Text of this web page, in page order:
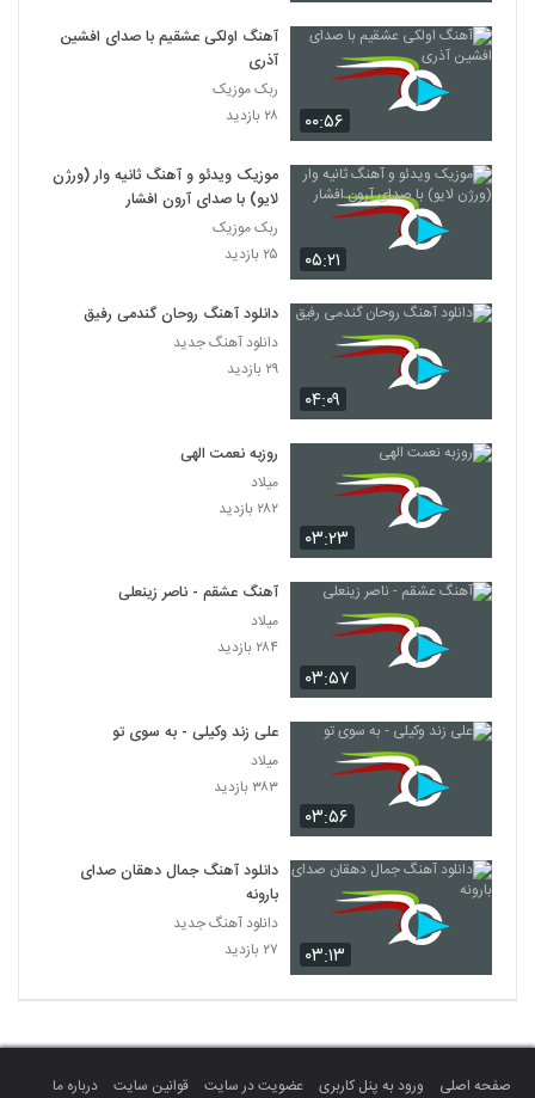
۰۰:۵۶
آهنگ اولکی عشقیم با صدای افشین
آذری
ربک موزیک
۲۸ بازدید
۰۵:۲۱
موزیک ویدئو و آهنگ ثانیه وار (ورژن
لایو) با صدای آرون افشار
ربک موزیک
۲۵ بازدید
۰۴:۰۹
دانلود آهنگ روحان گندمی رفیق
دانلود آهنگ جدید
۲۹ بازدید
۰۳:۲۳
روزبه نعمت الهی
میلاد
۲۸۲ بازدید
۰۳:۵۷
آهنگ عشقم - ناصر زینعلی
میلاد
۲۸۴ بازدید
۰۳:۵۶
علی زند وکیلی - به سوی تو
میلاد
۳۸۳ بازدید
۰۳:۱۳
دانلود آهنگ جمال دهقان صدای
بارونه
دانلود آهنگ جدید
۲۷ بازدید
صفحه اصلی ورود به پنل کاربری عضویت در سایت قوانین سایت درباره ما